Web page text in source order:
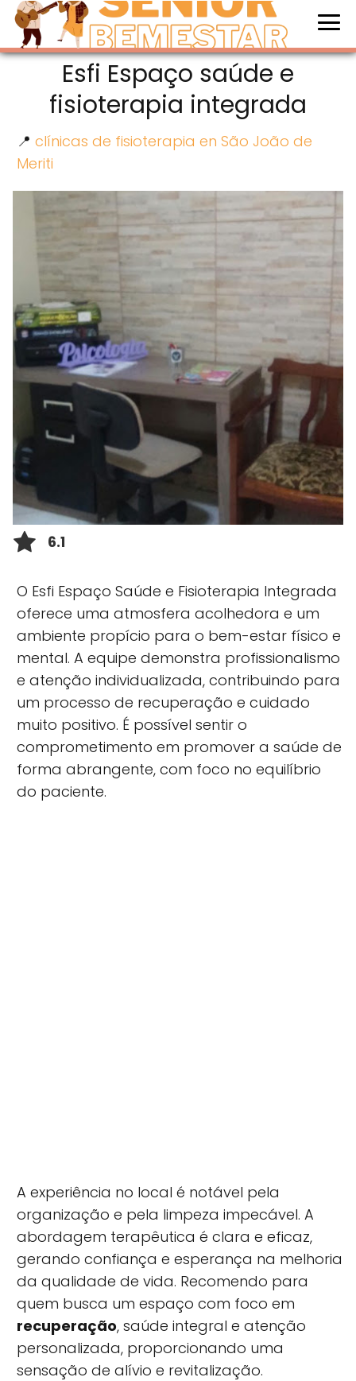
Esfi Espaço saúde e
fisioterapia integrada
📍 clínicas de fisioterapia en São João de
Meriti
6.1
O Esfi Espaço Saúde e Fisioterapia Integrada
oferece uma atmosfera acolhedora e um
ambiente propício para o bem-estar físico e
mental. A equipe demonstra profissionalismo
e atenção individualizada, contribuindo para
um processo de recuperação e cuidado
muito positivo. É possível sentir o
comprometimento em promover a saúde de
forma abrangente, com foco no equilíbrio
do paciente.
A experiência no local é notável pela
organização e pela limpeza impecável. A
abordagem terapêutica é clara e eficaz,
gerando confiança e esperança na melhoria
da qualidade de vida. Recomendo para
quem busca um espaço com foco em
recuperação, saúde integral e atenção
personalizada, proporcionando uma
sensação de alívio e revitalização.